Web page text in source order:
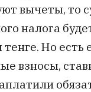
вычеты, то
налога
тенге. Но есть
взносы,